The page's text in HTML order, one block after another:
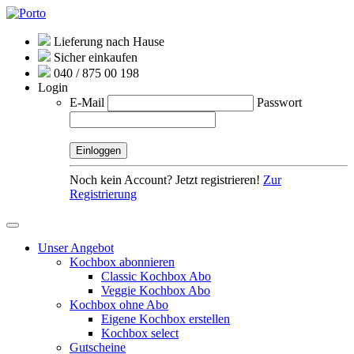
Lieferung nach Hause
Sicher einkaufen
040 / 875 00 198
Login
E-Mail
Passwort
Noch kein Account? Jetzt registrieren! Zur
Registrierung
Unser Angebot
Kochbox abonnieren
Classic Kochbox Abo
Veggie Kochbox Abo
Kochbox ohne Abo
Eigene Kochbox erstellen
Kochbox select
Gutscheine